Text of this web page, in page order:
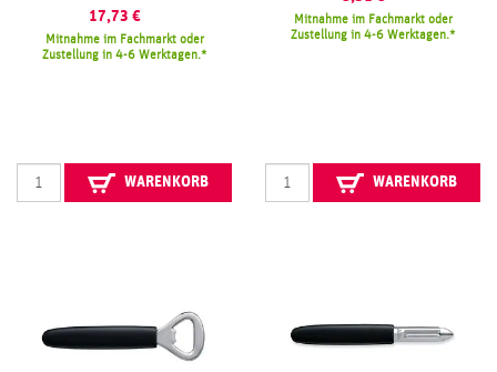
17,73 €
Mitnahme im Fachmarkt oder
Zustellung in 4-6 Werktagen.
WARENKORB
Mitnahme im Fachmarkt oder
Zustellung in 4-6 Werktagen.
WARENKORB